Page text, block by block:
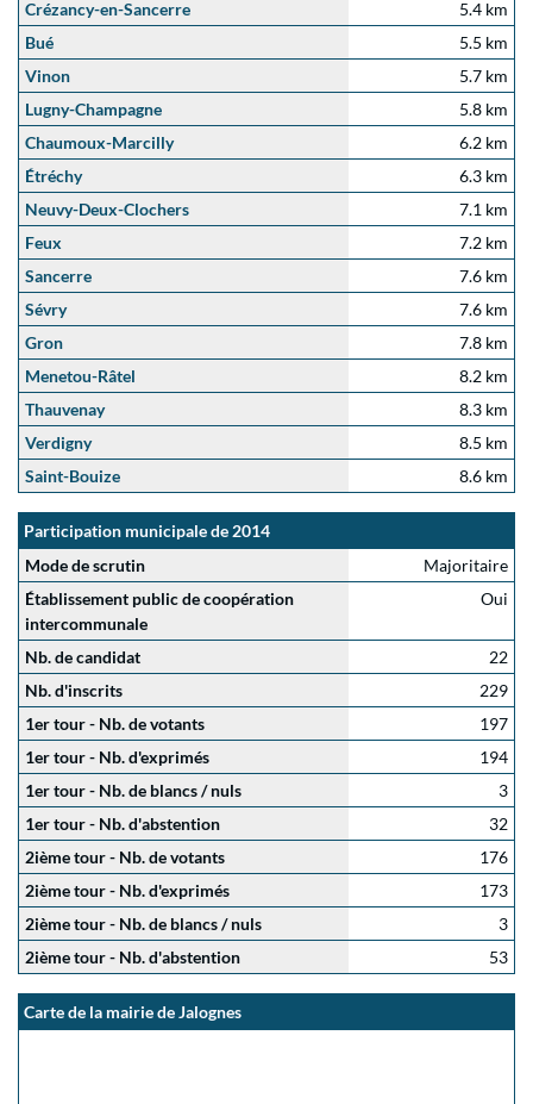
Crézancy-en-Sancerre
5.4 km
Bué
5.5 km
Vinon
5.7 km
Lugny-Champagne
5.8 km
Chaumoux-Marcilly
6.2 km
Étréchy
6.3 km
Neuvy-Deux-Clochers
7.1 km
Feux
7.2 km
Sancerre
7.6 km
Sévry
7.6 km
Gron
7.8 km
Menetou-Râtel
8.2 km
Thauvenay
8.3 km
Verdigny
8.5 km
Saint-Bouize
8.6 km
Participation municipale de 2014
Mode de scrutin
Majoritaire
Établissement public de coopération
intercommunale
Oui
Nb. de candidat
22
Nb. d'inscrits
229
1er tour - Nb. de votants
197
1er tour - Nb. d'exprimés
194
1er tour - Nb. de blancs / nuls
3
1er tour - Nb. d'abstention
32
2ième tour - Nb. de votants
176
2ième tour - Nb. d'exprimés
173
2ième tour - Nb. de blancs / nuls
3
2ième tour - Nb. d'abstention
53
Carte de la mairie de Jalognes